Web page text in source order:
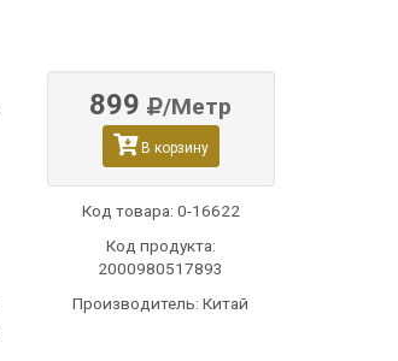
899 /Метр
В корзину
Код товара: 0-16622
Код продукта:
2000980517893
Производитель: Китай